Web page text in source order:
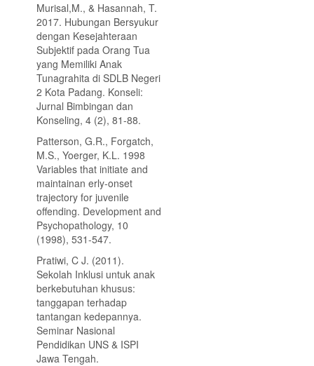
Murisal,M., & Hasannah, T.
2017. Hubungan Bersyukur
dengan Kesejahteraan
Subjektif pada Orang Tua
yang Memiliki Anak
Tunagrahita di SDLB Negeri
2 Kota Padang. Konseli:
Jurnal Bimbingan dan
Konseling, 4 (2), 81-88.
Patterson, G.R., Forgatch,
M.S., Yoerger, K.L. 1998
Variables that initiate and
maintainan erly-onset
trajectory for juvenile
offending. Development and
Psychopathology, 10
(1998), 531-547.
Pratiwi, C J. (2011).
Sekolah Inklusi untuk anak
berkebutuhan khusus:
tanggapan terhadap
tantangan kedepannya.
Seminar Nasional
Pendidikan UNS & ISPI
Jawa Tengah.